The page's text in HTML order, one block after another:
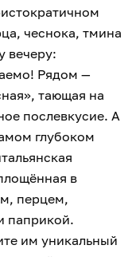
чеснока, тмина
вечеру:
Рядом —
тающая на
послевкусие. А
глубоком
в
перцем,
паприкой.
им уникальный